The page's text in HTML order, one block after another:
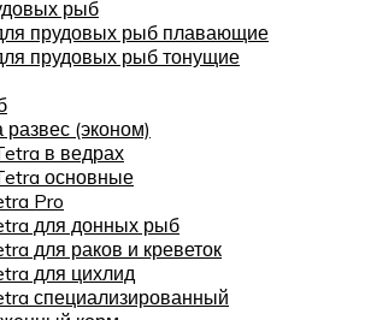
рыб
прудовых рыб плавающие
прудовых рыб тонущие
развес (эконом)
в ведрах
основные
Pro
для донных рыб
для раков и креветок
для цихлид
специализированный